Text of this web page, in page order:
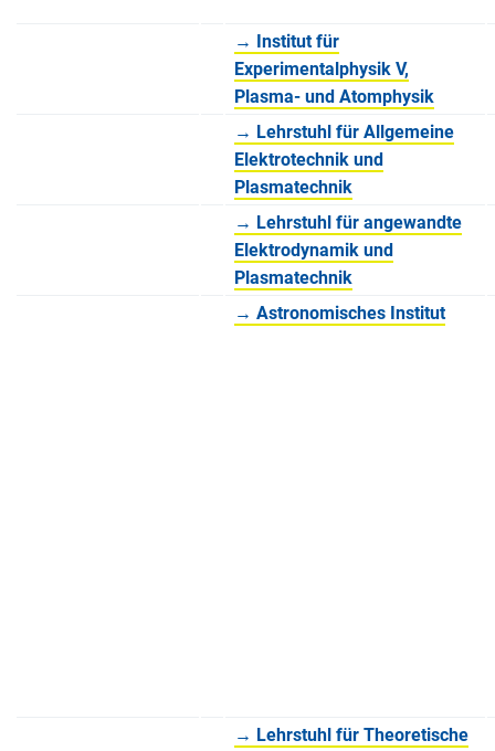
→ Institut für
Experimentalphysik V,
Plasma- und Atomphysik
→ Lehrstuhl für Allgemeine
Elektrotechnik und
Plasmatechnik
→ Lehrstuhl für angewandte
Elektrodynamik und
Plasmatechnik
→ Astronomisches Institut
→ Lehrstuhl für Theoretische